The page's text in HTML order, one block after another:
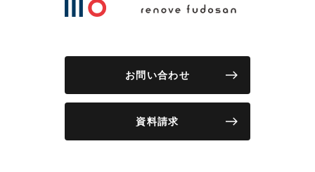
お問い合わせ
資料請求